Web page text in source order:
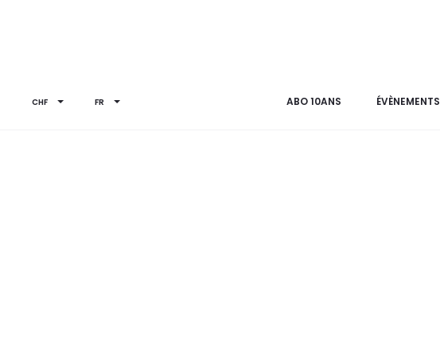
CHF FR ABO 10ANS ÉVÈNEMENTS